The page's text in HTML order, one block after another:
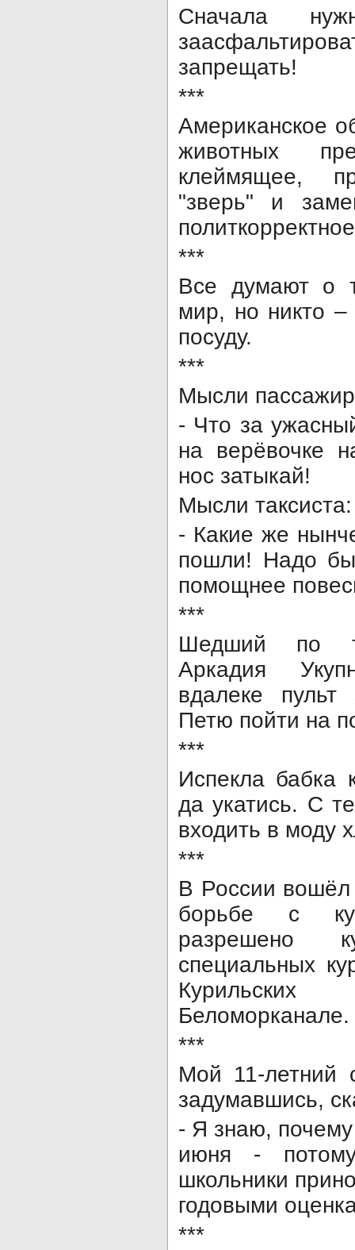
Сначала
запрещать!
***
Американское
животных
клеймящее,
"зверь" и
***
Все думают о
мир, но никто
посуду.
***
Мысли
- Что за
на верёвочке
нос затыкай!
Мысли таксиста:
- Какие же
пошли! Надо бы
помощнее
***
Шедший по
Аркадия
вдалеке пульт
Петю пойти на
***
Испекла бабка
да укатись. С
входить в моду
***
В России вошёл
борьбе с
разрешено
специальных
Беломорканале.
***
Мой 11-летний
задумавшись,
- Я знаю,
июня -
школьники
годовыми
***